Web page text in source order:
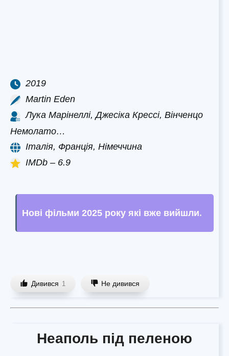
2019
Martin Eden
Лука Марінеллі, Джесіка Крессі, Вінченцо
Немолато…
Італія, Франція, Німеччина
IMDb – 6.9
Нові фільми 2025 року які вже вийшли.
Дивився 1 Не дивився
Неаполь під пеленою